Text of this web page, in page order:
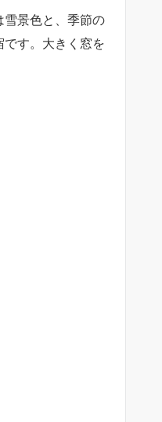
景色と、季節の
す。大きく窓を